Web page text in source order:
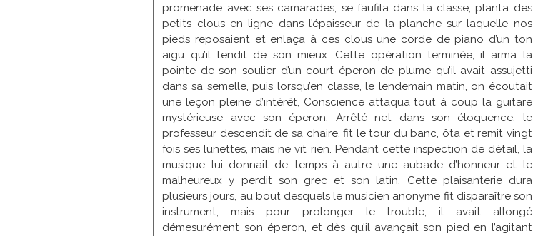
promenade avec ses camarades, se faufila dans la classe, planta des
petits clous en ligne dans l’épaisseur de la planche sur laquelle nos
pieds reposaient et enlaça à ces clous une corde de piano d’un ton
aigu qu’il tendit de son mieux. Cette opération terminée, il arma la
pointe de son soulier d’un court éperon de plume qu’il avait assujetti
dans sa semelle, puis lorsqu’en classe, le lendemain matin, on écoutait
une leçon pleine d’intérêt, Conscience attaqua tout à coup la guitare
mystérieuse avec son éperon. Arrêté net dans son éloquence, le
professeur descendit de sa chaire, fit le tour du banc, ôta et remit vingt
fois ses lunettes, mais ne vit rien. Pendant cette inspection de détail, la
musique lui donnait de temps à autre une aubade d’honneur et le
malheureux y perdit son grec et son latin. Cette plaisanterie dura
plusieurs jours, au bout desquels le musicien anonyme fit disparaître son
instrument, mais pour prolonger le trouble, il avait allongé
démesurément son éperon, et dès qu’il avançait son pied en l’agitant